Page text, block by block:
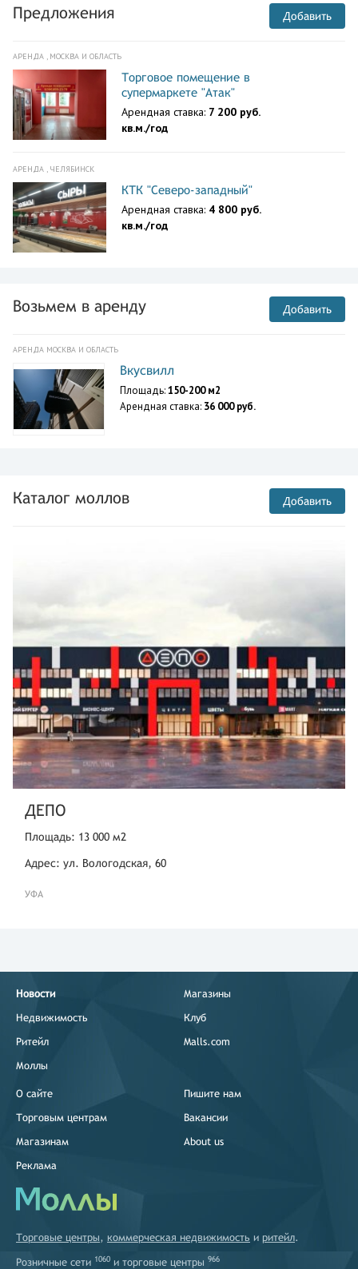
Предложения Добавить
АРЕНДА , МОСКВА И ОБЛАСТЬ
Торговое помещение в
супермаркете "Атак"
Арендная ставка: 7 200 руб.
кв.м./год
АРЕНДА , ЧЕЛЯБИНСК
КТК "Северо-западный"
Арендная ставка: 4 800 руб.
кв.м./год
Возьмем в аренду Добавить
АРЕНДА МОСКВА И ОБЛАСТЬ
Вкусвилл
Площадь:150-200 м2
Арендная ставка: 36 000 руб.
Каталог моллов Добавить
ДЕПО
Площадь: 13 000 м2
Адрес: ул. Вологодская, 60
УФА
Новости
Недвижимость
Ритейл
Моллы
Магазины
Клуб
Malls.com
О сайте
Торговым центрам
Магазинам
Реклама
Пишите нам
Вакансии
About us
Торговые центры, коммерческая недвижимость и ритейл.
Розничные сети 1060 и торговые центры 966